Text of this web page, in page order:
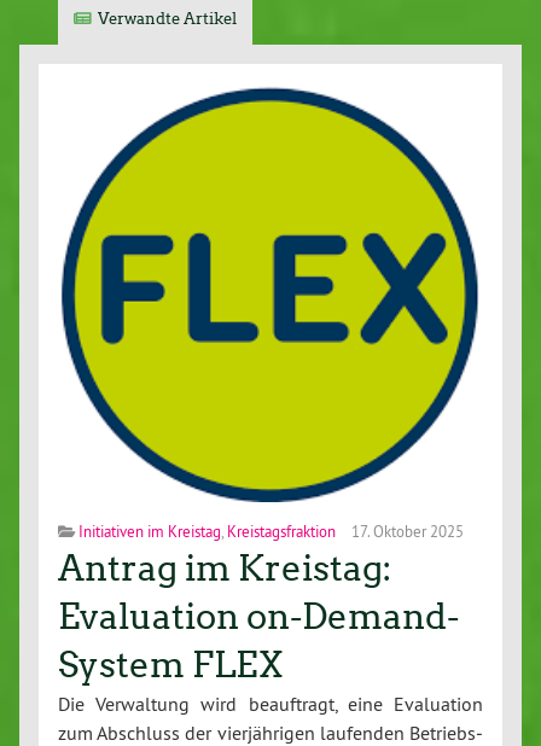
Verwandte Artikel
Initiativen im Kreistag Kreistagsfraktion 17. Oktober 2025
Antrag im Kreistag:
Evaluation on-Demand-
System FLEX
Die Ver­wal­tung wird be­auf­tragt, eine Eva­lua­ti­on
zum Abschluss der vier­jäh­ri­gen laufenden Be­triebs­